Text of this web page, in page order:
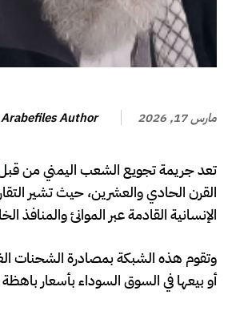
مارس 17, 2026 Arabefiles Author
تعد جريمة تجويع الشعب اليمني من
الإنسانية القادمة عبر الموانئ والمنافذ
وتقوم هذه الشبكة بمصادرة الشحنات
أو بيعها في السوق السوداء بأسعار